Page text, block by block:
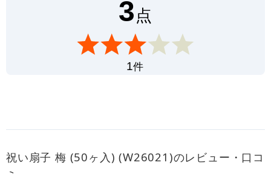
3点
1件
祝い扇子 梅 (50ヶ入) (W26021)のレビュー・口コ